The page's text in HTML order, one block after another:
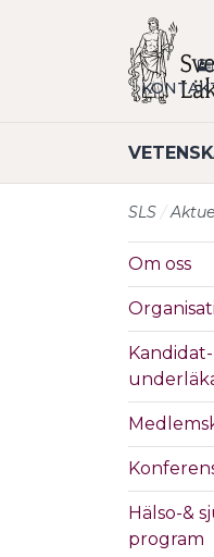
SLS
Om oss
Hälso-&
program